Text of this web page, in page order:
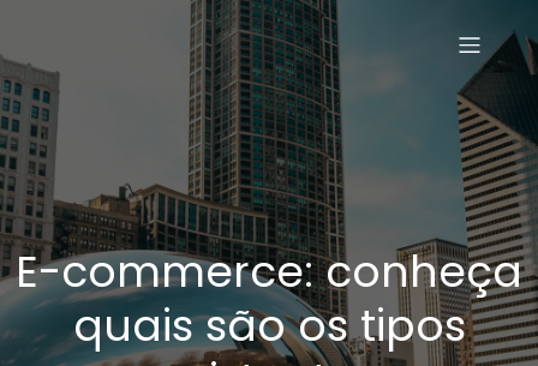
E-commerce: conheça
quais são os tipos